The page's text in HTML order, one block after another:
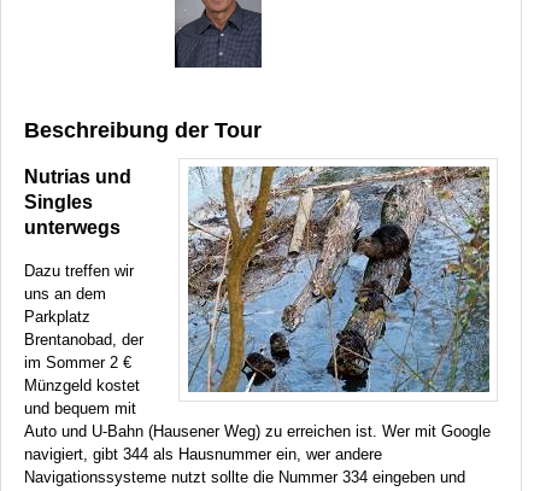
Beschreibung der Tour
Nutrias und
Singles
unterwegs
Dazu treffen wir
uns an dem
Parkplatz
Brentanobad, der
im Sommer 2 €
Münzgeld kostet
und bequem mit
Auto und U-Bahn (Hausener Weg) zu erreichen ist. Wer mit Google
navigiert, gibt 344 als Hausnummer ein, wer andere
Navigationssysteme nutzt sollte die Nummer 334 eingeben und